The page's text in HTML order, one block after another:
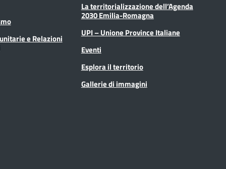
e Relazioni
La territorializzazione dell’Agenda
2030 Emilia-Romagna
UPI – Unione Province Italiane
Eventi
Esplora il territorio
Gallerie di immagini